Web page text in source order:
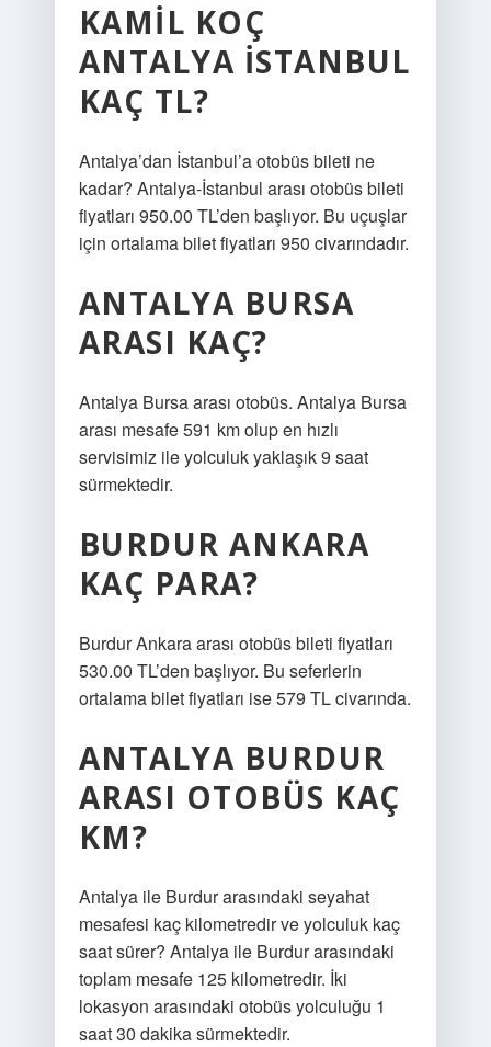
KAMIL KOÇ
ANTALYA İSTANBUL
KAÇ TL?
Antalya’dan İstanbul’a otobüs bileti ne
kadar? Antalya-İstanbul arası otobüs bileti
fiyatları 950.00 TL’den başlıyor. Bu uçuşlar
için ortalama bilet fiyatları 950 civarındadır.
ANTALYA BURSA
ARASI KAÇ?
Antalya Bursa arası otobüs. Antalya Bursa
arası mesafe 591 km olup en hızlı
servisimiz ile yolculuk yaklaşık 9 saat
sürmektedir.
BURDUR ANKARA
KAÇ PARA?
Burdur Ankara arası otobüs bileti fiyatları
530.00 TL’den başlıyor. Bu seferlerin
ortalama bilet fiyatları ise 579 TL civarında.
ANTALYA BURDUR
ARASI OTOBÜS KAÇ
KM?
Antalya ile Burdur arasındaki seyahat
mesafesi kaç kilometredir ve yolculuk kaç
saat sürer? Antalya ile Burdur arasındaki
toplam mesafe 125 kilometredir. İki
lokasyon arasındaki otobüs yolculuğu 1
saat 30 dakika sürmektedir.